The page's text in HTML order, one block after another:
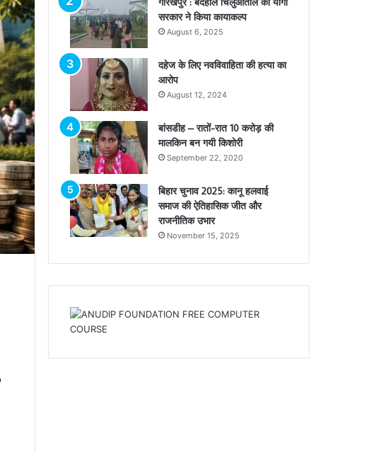
सरकार ने किया कायाकल्प
August 6, 2025
दहेज के लिए नवविवाहिता की हत्या का
आरोप
August 12, 2024
बांसडीह – रातों-रात 10 करोड़ की
मालकिन बन गयी किशोरी
September 22, 2020
बिहार चुनाव 2025: कानू हलवाई
समाज की ऐतिहासिक जीत और
राजनीतिक उभार
November 15, 2025